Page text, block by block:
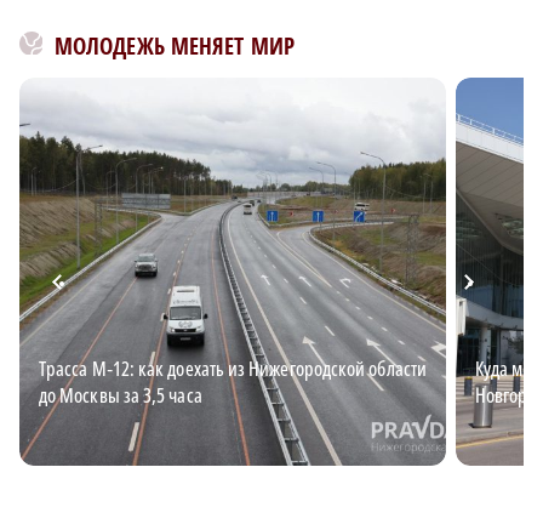
МОЛОДЕЖЬ МЕНЯЕТ МИР
Трасса М‑12: как доехать из Нижегородской области
до Москвы за 3,5 часа
Куда